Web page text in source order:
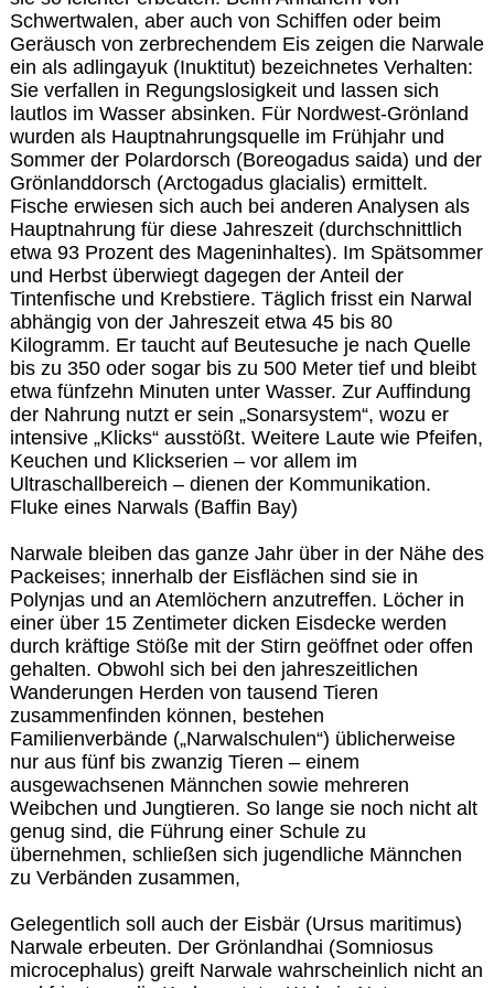
Schwertwalen, aber auch von Schiffen oder beim
Geräusch von zerbrechendem Eis zeigen die Narwale
ein als adlingayuk (Inuktitut) bezeichnetes Verhalten:
Sie verfallen in Regungslosigkeit und lassen sich
lautlos im Wasser absinken. Für Nordwest-Grönland
wurden als Hauptnahrungsquelle im Frühjahr und
Sommer der Polardorsch (Boreogadus saida) und der
Grönlanddorsch (Arctogadus glacialis) ermittelt.
Fische erwiesen sich auch bei anderen Analysen als
Hauptnahrung für diese Jahreszeit (durchschnittlich
etwa 93 Prozent des Mageninhaltes). Im Spätsommer
und Herbst überwiegt dagegen der Anteil der
Tintenfische und Krebstiere. Täglich frisst ein Narwal
abhängig von der Jahreszeit etwa 45 bis 80
Kilogramm. Er taucht auf Beutesuche je nach Quelle
bis zu 350 oder sogar bis zu 500 Meter tief und bleibt
etwa fünfzehn Minuten unter Wasser. Zur Auffindung
der Nahrung nutzt er sein „Sonarsystem“, wozu er
intensive „Klicks“ ausstößt. Weitere Laute wie Pfeifen,
Keuchen und Klickserien – vor allem im
Ultraschallbereich – dienen der Kommunikation.
Fluke eines Narwals (Baffin Bay)
Narwale bleiben das ganze Jahr über in der Nähe des
Packeises; innerhalb der Eisflächen sind sie in
Polynjas und an Atemlöchern anzutreffen. Löcher in
einer über 15 Zentimeter dicken Eisdecke werden
durch kräftige Stöße mit der Stirn geöffnet oder offen
gehalten. Obwohl sich bei den jahreszeitlichen
Wanderungen Herden von tausend Tieren
zusammenfinden können, bestehen
Familienverbände („Narwalschulen“) üblicherweise
nur aus fünf bis zwanzig Tieren – einem
ausgewachsenen Männchen sowie mehreren
Weibchen und Jungtieren. So lange sie noch nicht alt
genug sind, die Führung einer Schule zu
übernehmen, schließen sich jugendliche Männchen
zu Verbänden zusammen,
Gelegentlich soll auch der Eisbär (Ursus maritimus)
Narwale erbeuten. Der Grönlandhai (Somniosus
microcephalus) greift Narwale wahrscheinlich nicht an